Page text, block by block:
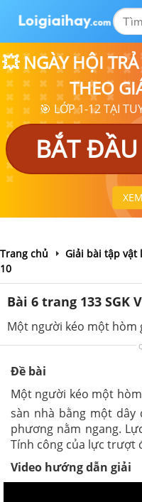
💥 NGÀY HỘI
THEO
🎯 LỚP 1-12 TẠI
BẮT
Trang chủ
Giải bài tập vật
10
Bài 6 trang 133 SGK
Một người kéo một hòm
Đề bài
Một người kéo một
sàn nhà bằng một dây
phương nằm ngang.
Tính công của lực trượt
Video hướng dẫn giải